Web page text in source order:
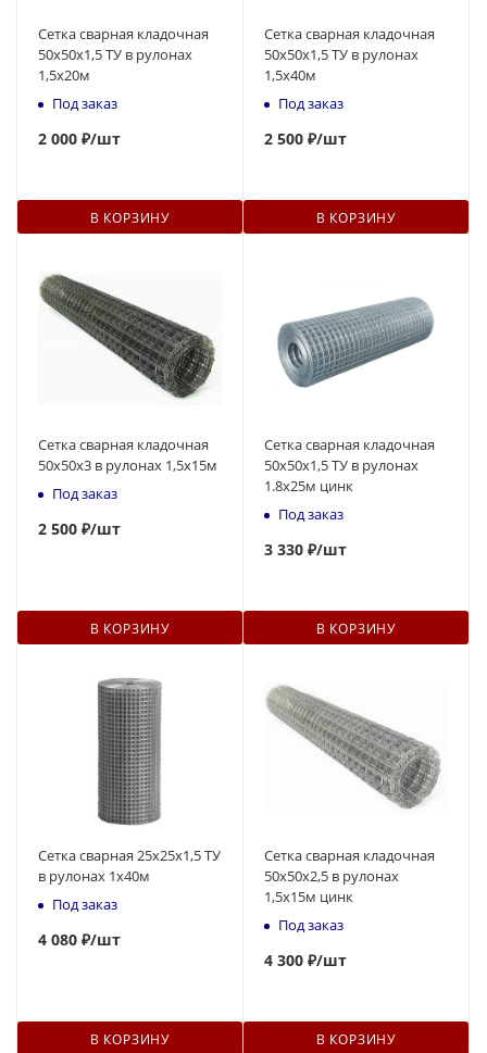
Сетка сварная кладочная
50х50х1,5 ТУ в рулонах
1,5х20м
Под заказ
2 000 ₽/шт
В КОРЗИНУ
Сетка сварная кладочная
50х50х1,5 ТУ в рулонах
1,5х40м
Под заказ
2 500 ₽/шт
В КОРЗИНУ
Сетка сварная кладочная
50х50х3 в рулонах 1,5х15м
Под заказ
2 500 ₽/шт
В КОРЗИНУ
Сетка сварная кладочная
50х50х1,5 ТУ в рулонах
1.8х25м цинк
Под заказ
3 330 ₽/шт
В КОРЗИНУ
Сетка сварная 25x25х1,5 ТУ
в рулонах 1х40м
Под заказ
4 080 ₽/шт
В КОРЗИНУ
Сетка сварная кладочная
50х50х2,5 в рулонах
1,5х15м цинк
Под заказ
4 300 ₽/шт
В КОРЗИНУ